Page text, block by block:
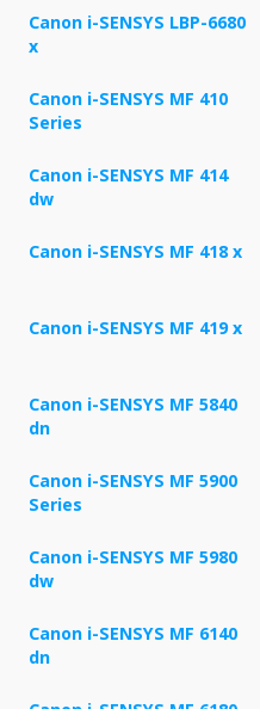
Canon i-SENSYS LBP-6680
x
Canon i-SENSYS MF 410
Series
Canon i-SENSYS MF 414
dw
Canon i-SENSYS MF 418 x
Canon i-SENSYS MF 419 x
Canon i-SENSYS MF 5840
dn
Canon i-SENSYS MF 5900
Series
Canon i-SENSYS MF 5980
dw
Canon i-SENSYS MF 6140
dn